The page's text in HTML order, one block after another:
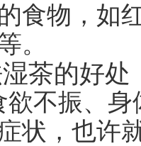
食物，如
。
茶的好处
欲不振、
状，也许